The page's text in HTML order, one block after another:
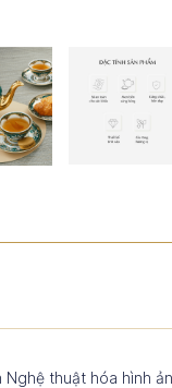
Nghệ thuật hóa hình